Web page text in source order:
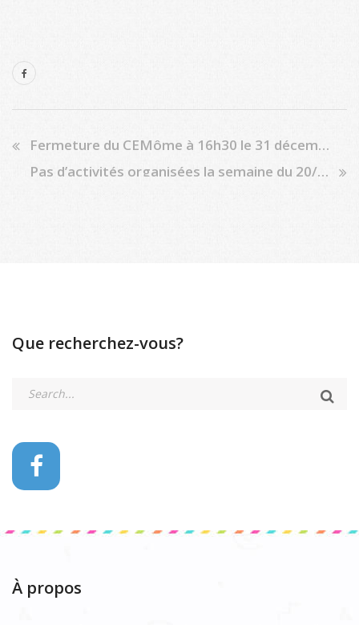
Fermeture du CEMôme à 16h30 le 31 décembre
Pas d’activités organisées la semaine du 20/12, activités maintenues les deux semaines de vacances d’hiver
Que recherchez-vous?
À propos